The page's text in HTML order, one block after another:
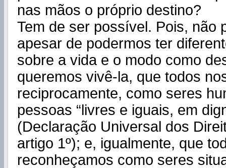
nas mãos o próprio destino?
Tem de ser possível. Pois, não
apesar de podermos ter
sobre a vida e o modo como
queremos vivê-la, que todos
reciprocamente, como seres
pessoas “livres e iguais, em
(Declaração Universal dos
artigo 1º); e, igualmente, que
reconheçamos como seres